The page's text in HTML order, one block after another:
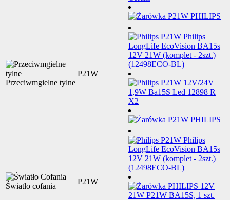
Przeciwmgielne tylne
P21W
Światło cofania
P21W